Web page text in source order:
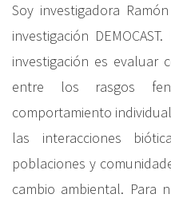
Soy investigadora
investigación
investigación es evaluar
entre los rasgos
comportamiento
las interacciones
poblaciones y
cambio ambiental. Para